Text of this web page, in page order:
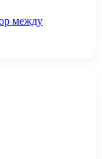
между